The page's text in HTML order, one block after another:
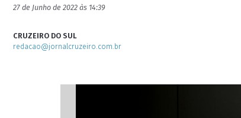
27 de Junho de 2022 às 14:39
CRUZEIRO DO SUL
redacao@jornalcruzeiro.com.br